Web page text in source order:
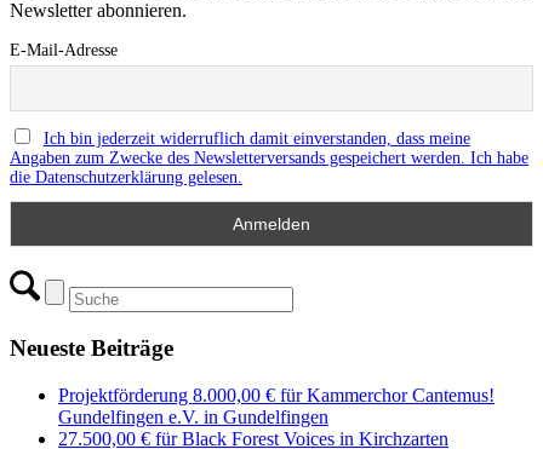
Newsletter abonnieren.
E-Mail-Adresse
Ich bin jederzeit widerruflich damit einverstanden, dass meine
Angaben zum Zwecke des Newsletterversands gespeichert werden. Ich habe
die Datenschutzerklärung gelesen.
Neueste Beiträge
Projektförderung 8.000,00 € für Kammerchor Cantemus!
Gundelfingen e.V. in Gundelfingen
27.500,00 € für Black Forest Voices in Kirchzarten